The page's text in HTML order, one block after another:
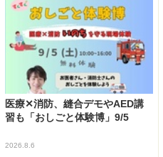
医療✕消防、縫合デモやAED講
習も「おしごと体験博」9/5
2026.8.6